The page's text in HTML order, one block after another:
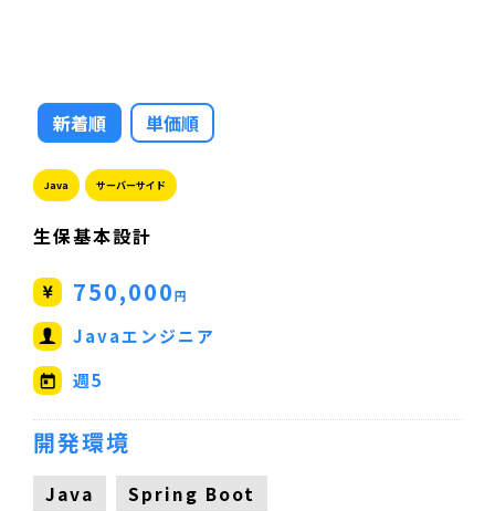
新着順 単価順
Java サーバーサイド
生保基本設計
750,000円
Javaエンジニア
週5
開発環境
Java Spring Boot